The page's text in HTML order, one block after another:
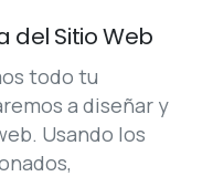
todo tu
a diseñar y
Usando los
que